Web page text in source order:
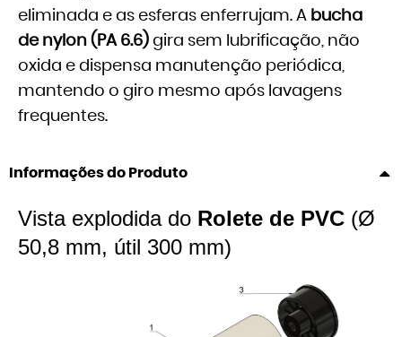
eliminada e as esferas enferrujam. A bucha
de nylon (PA 6.6) gira sem lubrificação, não
oxida e dispensa manutenção periódica,
mantendo o giro mesmo após lavagens
frequentes.
Informações do Produto
Vista explodida do Rolete de PVC (Ø
50,8 mm, útil 300 mm)